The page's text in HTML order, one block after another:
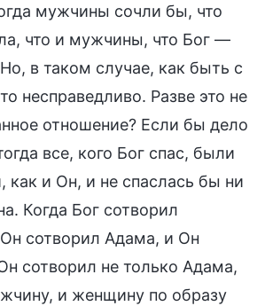
мужчины сочли бы, что
что и мужчины, что Бог —
в таком случае, как быть с
несправедливо. Разве это не
отношение? Если бы дело
все, кого Бог спас, были
и Он, и не спаслась бы ни
Когда Бог сотворил
сотворил Адама, и Он
сотворил не только Адама,
и женщину по образу